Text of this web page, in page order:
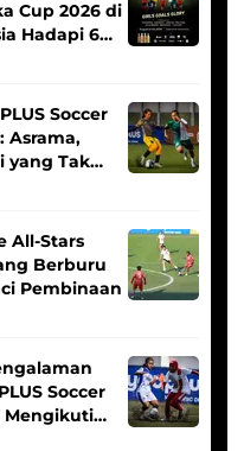
Cup 2026 di
Hadapi 6
Soccer
Asrama,
yang Tak
All-Stars
Berburu
Pembinaan
Soccer
Mengikuti